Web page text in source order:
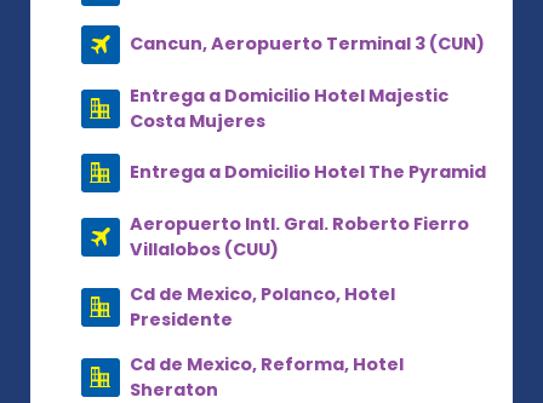
Cancun, Aeropuerto Terminal 3 (CUN)
Entrega a Domicilio Hotel Majestic
Costa Mujeres
Entrega a Domicilio Hotel The Pyramid
Aeropuerto Intl. Gral. Roberto Fierro
Villalobos (CUU)
Cd de Mexico, Polanco, Hotel
Presidente
Cd de Mexico, Reforma, Hotel
Sheraton